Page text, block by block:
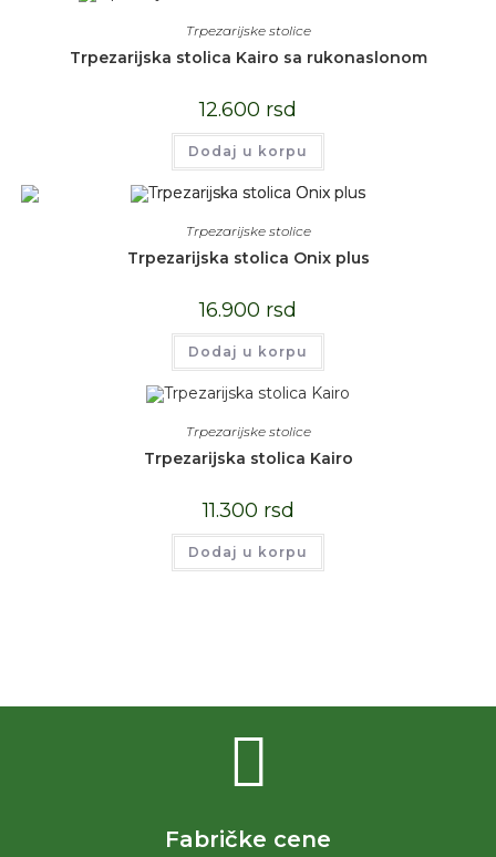
Trpezarijske stolice
Trpezarijska stolica Kairo sa rukonaslonom
12.600 rsd
Dodaj u korpu
Trpezarijske stolice
Trpezarijska stolica Onix plus
16.900 rsd
Dodaj u korpu
Trpezarijske stolice
Trpezarijska stolica Kairo
11.300 rsd
Dodaj u korpu
Fabričke cene